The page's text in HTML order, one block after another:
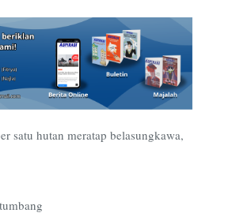
satu hutan meratap belasungkawa,